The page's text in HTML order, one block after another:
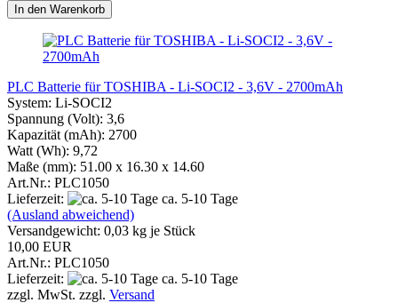
In den Warenkorb
PLC Batterie für TOSHIBA - Li-SOCI2 - 3,6V - 2700mAh
System: Li-SOCI2
Spannung (Volt): 3,6
Kapazität (mAh): 2700
Watt (Wh): 9,72
Maße (mm): 51.00 x 16.30 x 14.60
Art.Nr.: PLC1050
Lieferzeit:
ca. 5-10 Tage
(Ausland abweichend)
Versandgewicht: 0,03 kg je Stück
10,00 EUR
Art.Nr.: PLC1050
Lieferzeit:
ca. 5-10 Tage
zzgl. MwSt. zzgl. Versand